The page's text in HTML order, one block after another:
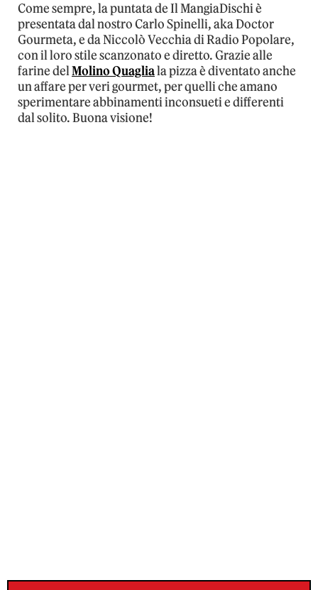
Come sempre, la puntata de Il MangiaDischi è
presentata dal nostro Carlo Spinelli, aka Doctor
Gourmeta, e da Niccolò Vecchia di Radio Popolare,
con il loro stile scanzonato e diretto. Grazie alle
farine delMolino Quagliala pizza è diventato anche
un affare per veri gourmet, per quelli che amano
sperimentare abbinamenti inconsueti e differenti
dal solito. Buona visione!